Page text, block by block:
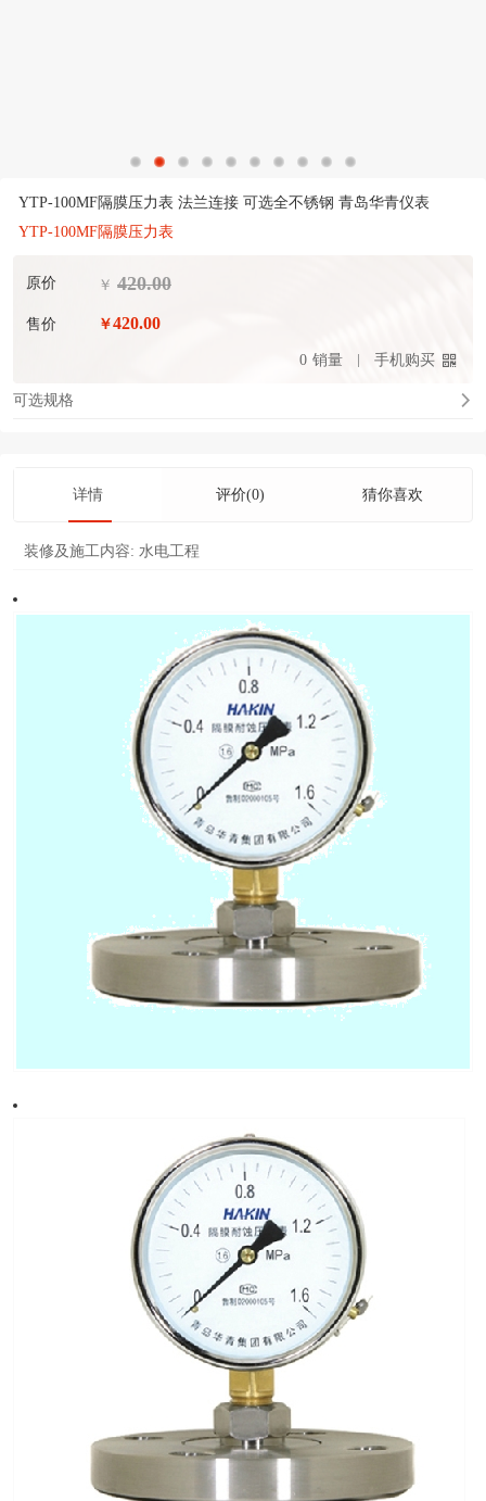
YTP-100MF隔膜压力表 法兰连接 可选全不锈钢 青岛华青仪表
YTP-100MF隔膜压力表
原价 ￥ 420.00
售价 ￥420.00
0 销量 手机购买
可选规格
详情 评价(0) 猜你喜欢
装修及施工内容: 水电工程